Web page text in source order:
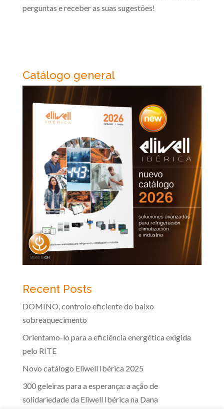
perguntas e receber as suas sugestões!
Catálogo general
Recent Posts
DOMINO, controlo eficiente do baixo
sobreaquecimento
Orientamo-lo para a eficiência energética exigida
pelo RITE
Novo catálogo Eliwell Ibérica 2025
300 geleiras para a esperança: a ação de
solidariedade da Eliwell Ibérica na Dana